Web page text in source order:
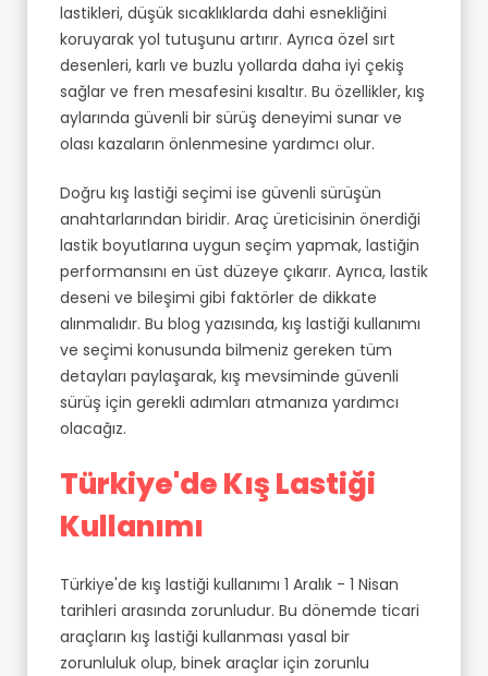
lastikleri, düşük sıcaklıklarda dahi esnekliğini
koruyarak yol tutuşunu artırır. Ayrıca özel sırt
desenleri, karlı ve buzlu yollarda daha iyi çekiş
sağlar ve fren mesafesini kısaltır. Bu özellikler, kış
aylarında güvenli bir sürüş deneyimi sunar ve
olası kazaların önlenmesine yardımcı olur.
Doğru kış lastiği seçimi ise güvenli sürüşün
anahtarlarından biridir. Araç üreticisinin önerdiği
lastik boyutlarına uygun seçim yapmak, lastiğin
performansını en üst düzeye çıkarır. Ayrıca, lastik
deseni ve bileşimi gibi faktörler de dikkate
alınmalıdır. Bu blog yazısında, kış lastiği kullanımı
ve seçimi konusunda bilmeniz gereken tüm
detayları paylaşarak, kış mevsiminde güvenli
sürüş için gerekli adımları atmanıza yardımcı
olacağız.
Türkiye'de Kış Lastiği
Kullanımı
Türkiye'de kış lastiği kullanımı 1 Aralık - 1 Nisan
tarihleri arasında zorunludur. Bu dönemde ticari
araçların kış lastiği kullanması yasal bir
zorunluluk olup, binek araçlar için zorunlu